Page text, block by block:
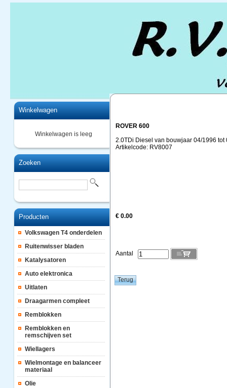
Winkelwagen
Winkelwagen is leeg
Zoeken
Producten
Volkswagen T4 onderdelen
Ruitenwisser bladen
Katalysatoren
Auto elektronica
Uitlaten
Draagarmen compleet
Remblokken
Remblokken en
remschijven set
Wiellagers
Wielmontage en balanceer
materiaal
Olie
ROVER 600
2.0TDi Diesel van bouwjaar 04/1996 tot
Artikelcode: RV8007
€ 0.00
Aantal